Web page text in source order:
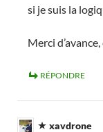
si je suis la
Merci
RÉPONDRE
xavdrone